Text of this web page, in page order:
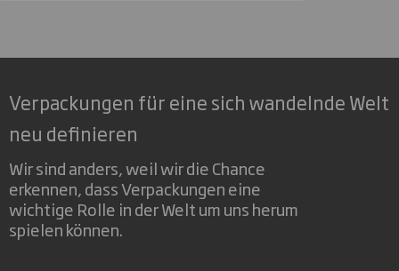
Verpackungen für eine sich wandelnde Welt
neu definieren
Wir sind anders, weil wir die Chance
erkennen, dass Verpackungen eine
wichtige Rolle in der Welt um uns herum
spielen können.